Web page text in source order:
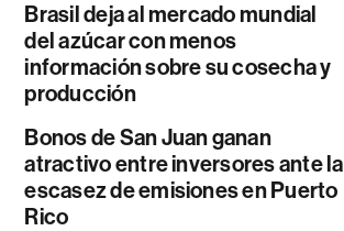
Brasil deja al mercado mundial
del azúcar con menos
información sobre su cosecha y
producción
Bonos de San Juan ganan
atractivo entre inversores ante la
escasez de emisiones en Puerto
Rico